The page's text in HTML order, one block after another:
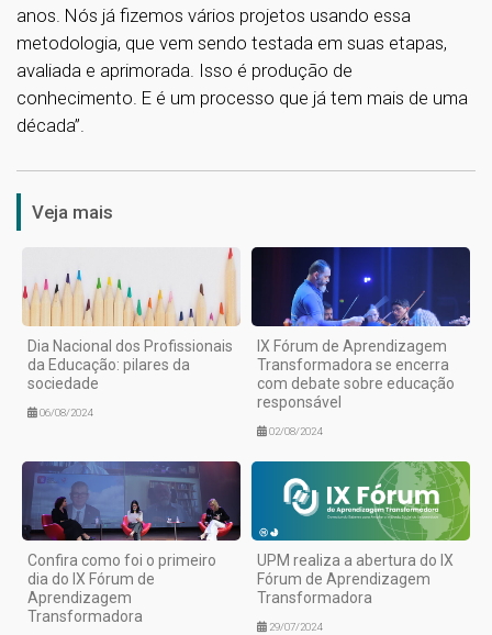
anos. Nós já fizemos vários projetos usando essa
metodologia, que vem sendo testada em suas etapas,
avaliada e aprimorada. Isso é produção de
conhecimento. E é um processo que já tem mais de uma
década”.
Veja mais
Dia Nacional dos Profissionais
da Educação: pilares da
sociedade
06/08/2024
IX Fórum de Aprendizagem
Transformadora se encerra
com debate sobre educação
responsável
02/08/2024
Confira como foi o primeiro
dia do IX Fórum de
Aprendizagem
Transformadora
UPM realiza a abertura do IX
Fórum de Aprendizagem
Transformadora
29/07/2024